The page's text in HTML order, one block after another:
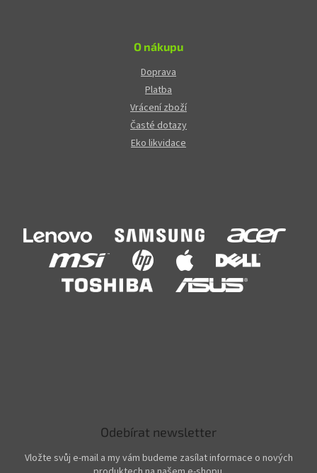
O nákupu
Doprava
Platba
Vrácení zboží
Časté dotazy
Eko likvidace
Odebírat newsletter
Vložte svůj e-mail a my vám budeme zasílat informace o nových